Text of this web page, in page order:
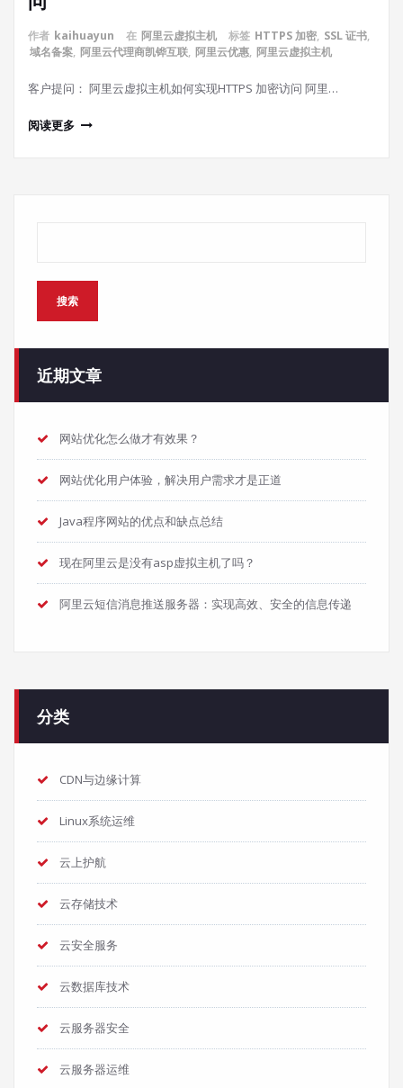
作者 kaihuayun 在 阿里云虚拟主机 标签 HTTPS 加密, SSL 证书,
域名备案, 阿里云代理商凯铧互联, 阿里云优惠, 阿里云虚拟主机
客户提问： 阿里云虚拟主机如何实现HTTPS 加密访问 阿里…
阅读更多
搜索
近期文章
网站优化怎么做才有效果？
网站优化用户体验，解决用户需求才是正道
Java程序网站的优点和缺点总结
现在阿里云是没有asp虚拟主机了吗？
阿里云短信消息推送服务器：实现高效、安全的信息传递
分类
CDN与边缘计算
Linux系统运维
云上护航
云存储技术
云安全服务
云数据库技术
云服务器安全
云服务器运维